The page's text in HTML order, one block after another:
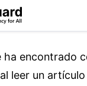
de CaseGuard
ha encontrado
leer un